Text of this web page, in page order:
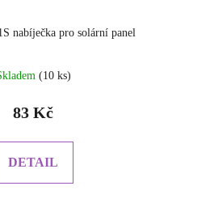
nabíječka pro solární panel
hodnocení
je
z
(10 ks)
83 Kč
DETAIL